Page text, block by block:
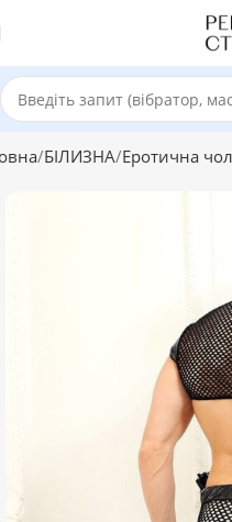
БІЛИЗНА Еротична